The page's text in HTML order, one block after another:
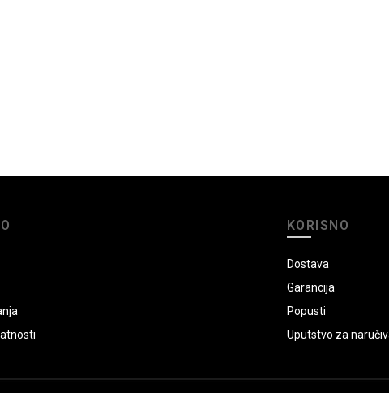
KORISNO
Dostava
Garancija
Popusti
Uputstvo za